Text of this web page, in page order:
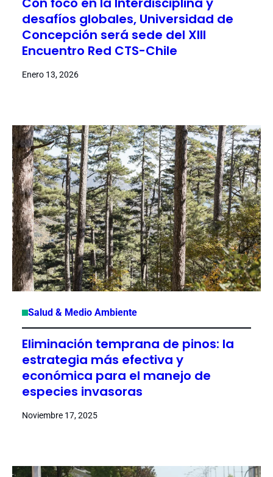
desafíos globales, Universidad de
Concepción será sede del XIII
Encuentro Red CTS-Chile
Enero 13, 2026
Salud & Medio Ambiente
Eliminación temprana de pinos: la
estrategia más efectiva y
económica para el manejo de
especies invasoras
Noviembre 17, 2025